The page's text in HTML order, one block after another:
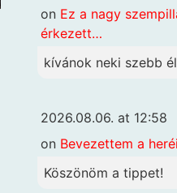
on Ez a nagy
érkezett…
kívánok neki szebb
2026.08.06. at 12:58
on Bevezettem a
Köszönöm a tippet!